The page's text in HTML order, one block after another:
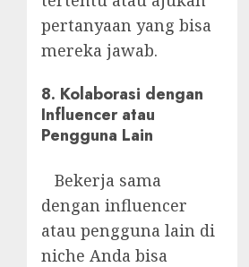
pertanyaan yang bisa
mereka jawab.
8. Kolaborasi dengan
Influencer atau
Pengguna Lain
Bekerja sama
dengan influencer
atau pengguna lain di
niche Anda bisa